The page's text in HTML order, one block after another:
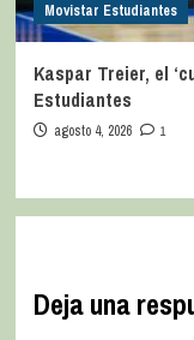
Movistar Estudiantes
Kaspar Treier, el
Estudiantes
agosto 4, 2026 1
Deja una